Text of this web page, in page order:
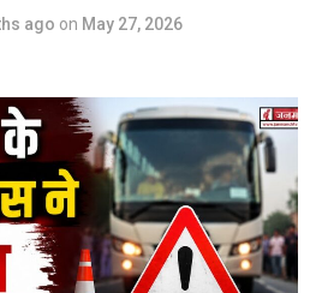
ago on May 27, 2026